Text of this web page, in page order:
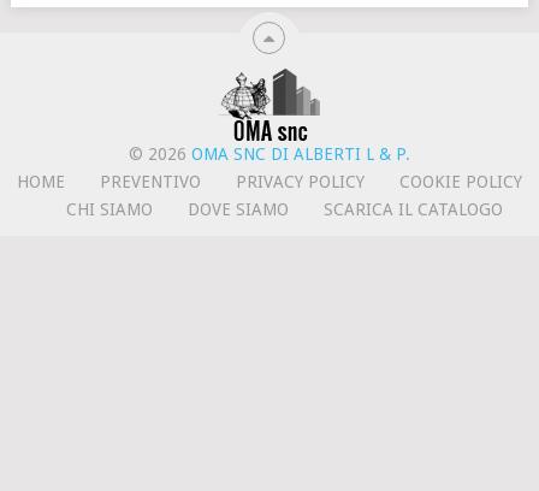
© 2026 OMA SNC DI ALBERTI L & P.
HOME
PREVENTIVO PRIVACY POLICY
COOKIE POLICY
CHI SIAMO
DOVE SIAMO SCARICA IL CATALOGO